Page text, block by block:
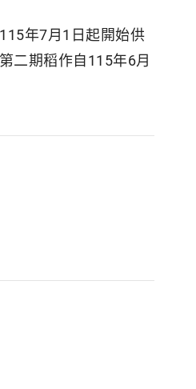
年7月1日起開始供
二期稻作自115年6月